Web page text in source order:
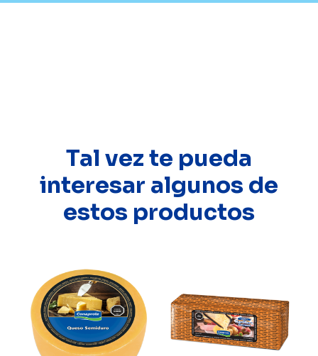
Tal vez te pueda
interesar algunos de
estos productos